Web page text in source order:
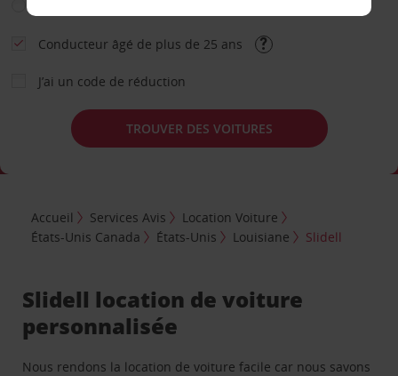
Conducteur âgé de plus de 25 ans
J’ai un code de réduction
TROUVER DES VOITURES
Accueil Services Avis
Location Voiture
États-Unis Canada
États-Unis Louisiane Slidell
Slidell location de voiture
personnalisée
Nous rendons la location de voiture facile car nous savons